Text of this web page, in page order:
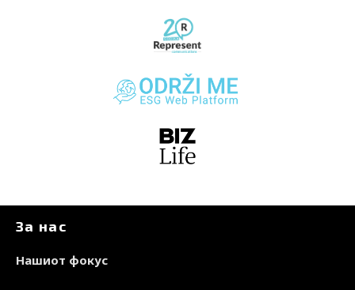
За нас
Нашиот фокус